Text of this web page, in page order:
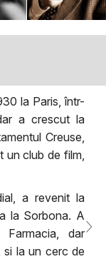
la Paris, într-
a crescut la
Creuse,
un club de film,
a revenit la
la Sorbona. A
dar
la un cerc de